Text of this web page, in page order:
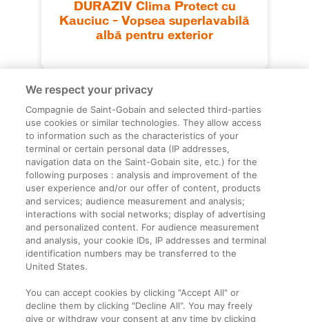
DURAZIV Clima Protect cu
Kauciuc – Vopsea superlavabilă
albă pentru exterior
Informații legale
Termeni și condiții
Companie
Despre noi
Contact
We respect your privacy
Compagnie de Saint-Gobain and selected third-parties
use cookies or similar technologies. They allow access
to information such as the characteristics of your
terminal or certain personal data (IP addresses,
navigation data on the Saint-Gobain site, etc.) for the
following purposes : analysis and improvement of the
user experience and/or our offer of content, products
and services; audience measurement and analysis;
interactions with social networks; display of advertising
and personalized content. For audience measurement
and analysis, your cookie IDs, IP addresses and terminal
identification numbers may be transferred to the
United States.
You can accept cookies by clicking "Accept All" or
decline them by clicking "Decline All". You may freely
give or withdraw your consent at any time by clicking